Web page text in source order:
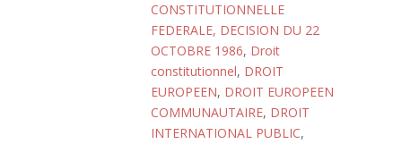
CONSTITUTIONNELLE
FEDERALE, DECISION DU 22
OCTOBRE 1986, Droit
constitutionnel, DROIT
EUROPEEN, DROIT EUROPEEN
COMMUNAUTAIRE, DROIT
INTERNATIONAL PUBLIC,